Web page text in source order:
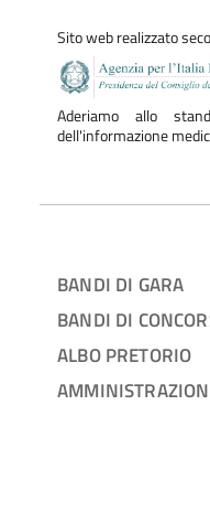
NB: sono
patologie
Malattie rare
consultare la
Sito web realizzato
Aderiamo allo
dell'informazione
BANDI DI GARA
BANDI DI
ALBO PRETORIO